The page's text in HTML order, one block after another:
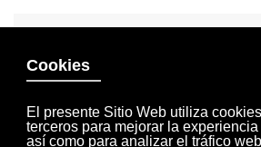
INVITACIONES